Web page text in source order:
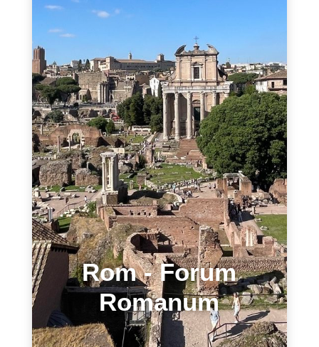
Rom - Forum
Romanum